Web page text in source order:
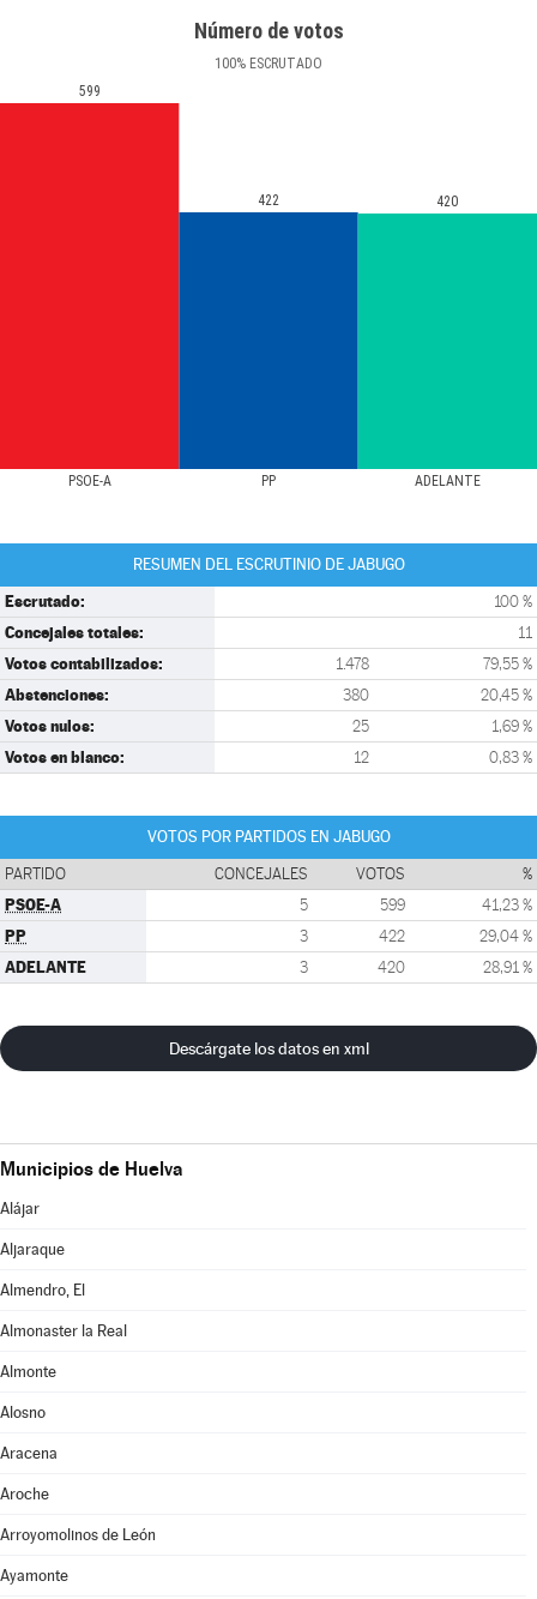
Número de votos
100% ESCRUTADO
PSOE-A PP ADELANTE
599
422 420
RESUMEN DEL ESCRUTINIO DE JABUGO
Escrutado: 100 %
Concejales totales: 11
Votos contabilizados: 1.478 79,55 %
Abstenciones: 380 20,45 %
Votos nulos: 25 1,69 %
Votos en blanco: 12 0,83 %
VOTOS POR PARTIDOS EN JABUGO
PARTIDO CONCEJALES VOTOS %
PSOE-A 5 599 41,23 %
PP 3 422 29,04 %
ADELANTE 3 420 28,91 %
Descárgate los datos en xml
Municipios de Huelva
Alájar
Aljaraque
Almendro, El
Almonaster la Real
Almonte
Alosno
Aracena
Aroche
Arroyomolinos de León
Ayamonte